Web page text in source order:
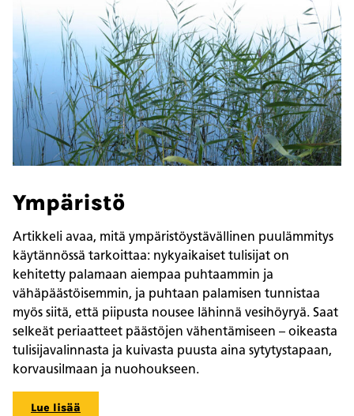
Ympäristö
Artikkeli avaa, mitä ympäristöystävällinen puulämmitys
käytännössä tarkoittaa: nykyaikaiset tulisijat on
kehitetty palamaan aiempaa puhtaammin ja
vähäpäästöisemmin, ja puhtaan palamisen tunnistaa
myös siitä, että piipusta nousee lähinnä vesihöyryä. Saat
selkeät periaatteet päästöjen vähentämiseen – oikeasta
tulisijavalinnasta ja kuivasta puusta aina sytytystapaan,
korvausilmaan ja nuohoukseen.
Lue lisää